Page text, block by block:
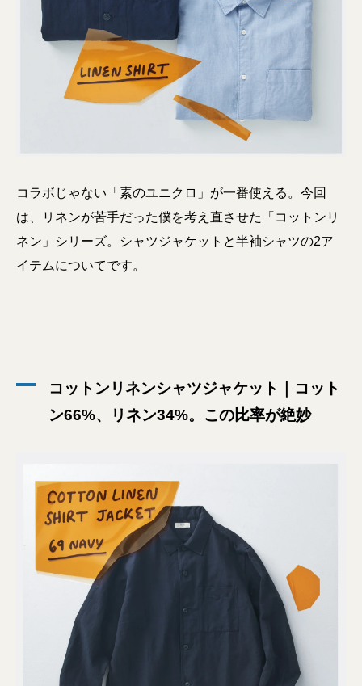
コラボじゃない「素のユニクロ」が一番使える。今回
は、リネンが苦手だった僕を考え直させた「コットンリ
ネン」シリーズ。シャツジャケットと半袖シャツの2ア
イテムについてです。
コットンリネンシャツジャケット｜コット
ン66%、リネン34%。この比率が絶妙